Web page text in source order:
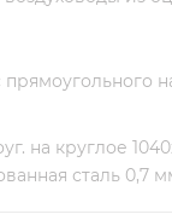
на круглое
сталь 0,7